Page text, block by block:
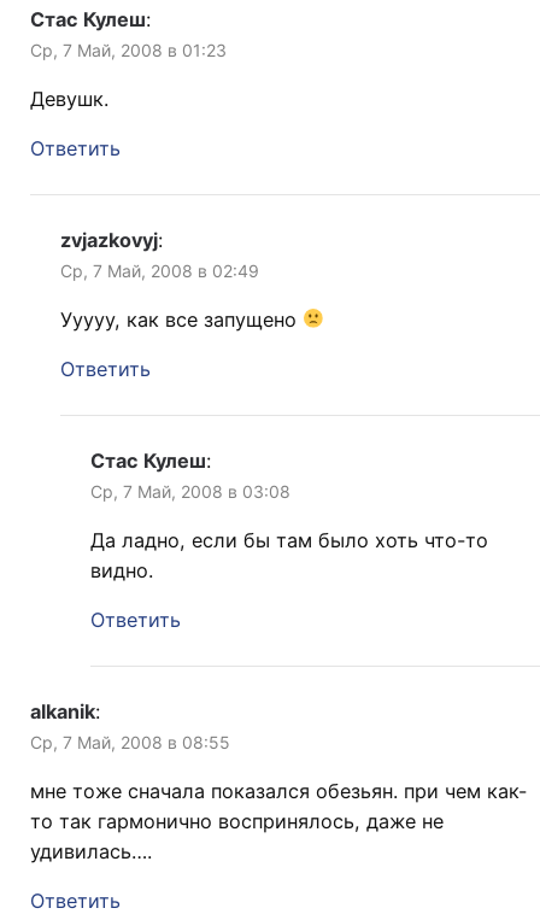
Стас Кулеш:
Ср, 7 Май, 2008 в 01:23
Девушк.
Ответить
zvjazkovyj:
Ср, 7 Май, 2008 в 02:49
Ууууу, как все запущено
Ответить
Стас Кулеш:
Ср, 7 Май, 2008 в 03:08
Да ладно, если бы там было хоть что-то
видно.
Ответить
alkanik:
Ср, 7 Май, 2008 в 08:55
мне тоже сначала показался обезьян. при чем как-
то так гармонично воспринялось, даже не
удивилась….
Ответить